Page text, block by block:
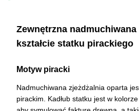
Zewnętrzna
kształcie statku pirackiego
Motyw piracki
Nadmuchiwana zjeżdżalnia oparta
pirackim. Kadłub statku jest w